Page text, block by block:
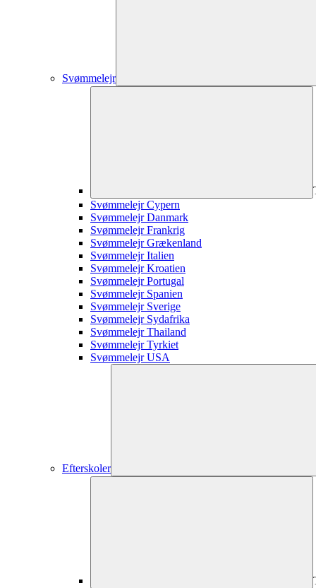
Svømmelejr
Svømmelejr Cypern
Svømmelejr Danmark
Svømmelejr Frankrig
Svømmelejr Grækenland
Svømmelejr Italien
Svømmelejr Kroatien
Svømmelejr Portugal
Svømmelejr Spanien
Svømmelejr Sverige
Svømmelejr Sydafrika
Svømmelejr Thailand
Svømmelejr Tyrkiet
Svømmelejr USA
Efterskoler